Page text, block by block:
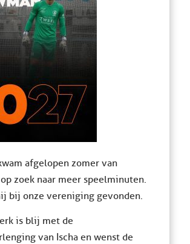
afgelopen zomer van
zoek naar meer speelminuten.
bij onze vereniging gevonden.
is blij met de
van Ischa en wenst de